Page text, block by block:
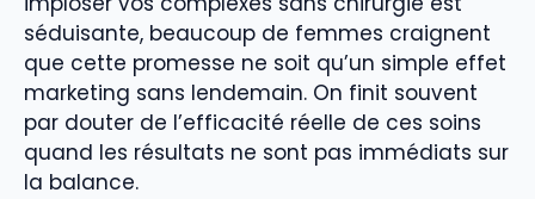
séduisante, beaucoup de femmes craignent
que cette promesse ne soit qu’un simple effet
marketing sans lendemain. On finit souvent
par douter de l’efficacité réelle de ces soins
quand les résultats ne sont pas immédiats sur
la balance.